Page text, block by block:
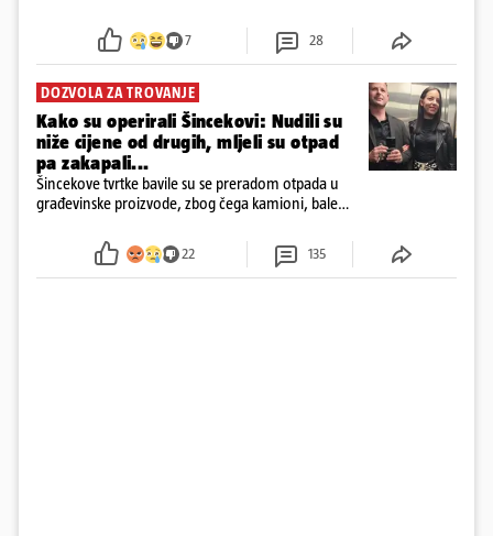
7 28
DOZVOLA ZA TROVANJE
Kako su operirali Šincekovi: Nudili su
niže cijene od drugih, mljeli su otpad
pa zakapali...
Šincekove tvrtke bavile su se preradom otpada u
građevinske proizvode, zbog čega kamioni, bale
22 135